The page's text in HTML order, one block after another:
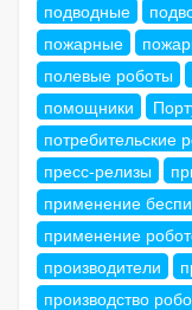
подводные
пожарные
полевые роботы
помощники
потребительские
пресс-релизы
применение
применение
производители
производство